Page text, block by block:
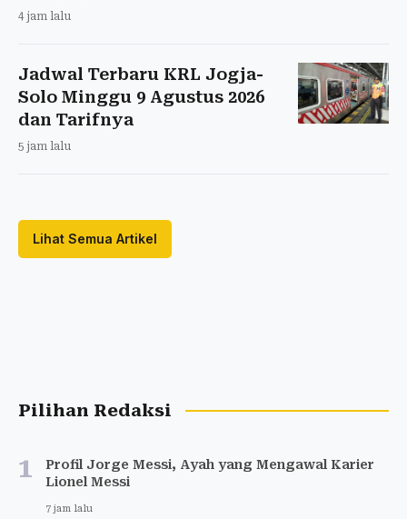
4 jam lalu
Jadwal Terbaru KRL Jogja-
Solo Minggu 9 Agustus 2026
dan Tarifnya
5 jam lalu
Lihat Semua Artikel
Pilihan Redaksi
1
Profil Jorge Messi, Ayah yang Mengawal Karier
Lionel Messi
7 jam lalu